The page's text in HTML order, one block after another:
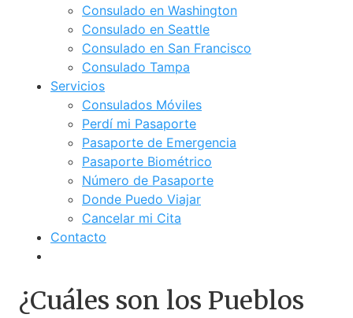
Consulado en Washington
Consulado en Seattle
Consulado en San Francisco
Consulado Tampa
Servicios
Consulados Móviles
Perdí mi Pasaporte
Pasaporte de Emergencia
Pasaporte Biométrico
Número de Pasaporte
Donde Puedo Viajar
Cancelar mi Cita
Contacto
¿Cuáles son los Pueblos